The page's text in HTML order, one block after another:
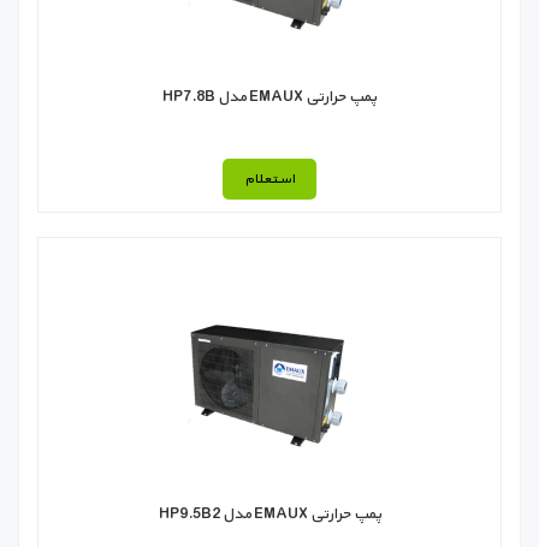
پمپ حرارتی EMAUX مدل HP7.8B
استعلام
پمپ حرارتی EMAUX مدل HP9.5B2